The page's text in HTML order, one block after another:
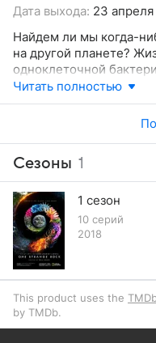
Дата выхода: 23 апреля
Найдем ли мы когда-
на другой планете?
одноклеточной
почти двух миллиардов
Читать полностью
Сезоны 1
1 сезон
10 серий
2018
This product uses the
by TMDb.